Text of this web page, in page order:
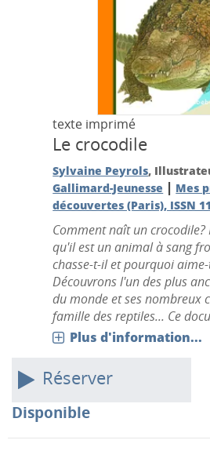
texte imprimé
Le crocodile
Sylvaine Peyrols,
Gallimard-Jeunesse | Mes
découvertes (Paris), ISSN
Comment naît un
qu'il est un animal à sang
chasse-t-il et pourquoi
Découvrons l'un des plus
du monde et ses nombreux
famille des reptiles... Ce
Plus d'information...
Réserver
Disponible